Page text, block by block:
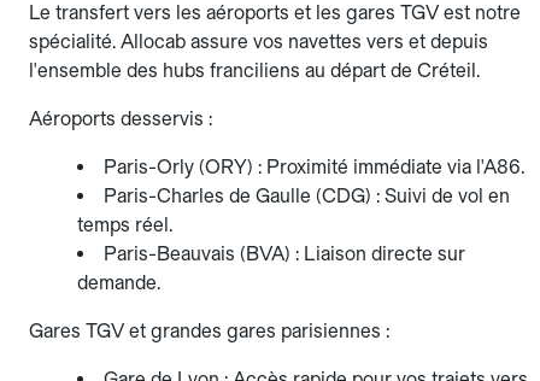
Le transfert vers les aéroports et les gares TGV est notre
spécialité. Allocab assure vos navettes vers et depuis
l'ensemble des hubs franciliens au départ de Créteil.
Aéroports desservis :
Paris-Orly (ORY) : Proximité immédiate via l'A86.
Paris-Charles de Gaulle (CDG) : Suivi de vol en
temps réel.
Paris-Beauvais (BVA) : Liaison directe sur
demande.
Gares TGV et grandes gares parisiennes :